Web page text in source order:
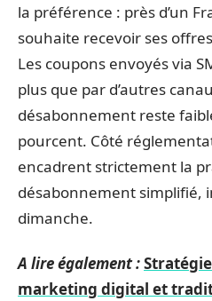
la préférence : près d’un
souhaite recevoir ses
Les coupons envoyés via
plus que par d’autres
désabonnement reste
pourcent. Côté
encadrent strictement la
désabonnement simplifié,
dimanche.
A lire également :
marketing digital et